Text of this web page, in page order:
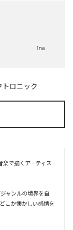
1na
トロニック
楽で描くアーティス
ャンルの境界を自
こか懐かしい感情を